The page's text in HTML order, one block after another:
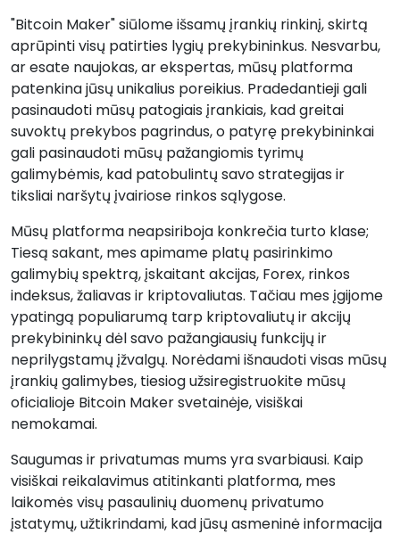
"Bitcoin Maker" siūlome išsamų įrankių rinkinį, skirtą
aprūpinti visų patirties lygių prekybininkus. Nesvarbu,
ar esate naujokas, ar ekspertas, mūsų platforma
patenkina jūsų unikalius poreikius. Pradedantieji gali
pasinaudoti mūsų patogiais įrankiais, kad greitai
suvoktų prekybos pagrindus, o patyrę prekybininkai
gali pasinaudoti mūsų pažangiomis tyrimų
galimybėmis, kad patobulintų savo strategijas ir
tiksliai naršytų įvairiose rinkos sąlygose.
Mūsų platforma neapsiriboja konkrečia turto klase;
Tiesą sakant, mes apimame platų pasirinkimo
galimybių spektrą, įskaitant akcijas, Forex, rinkos
indeksus, žaliavas ir kriptovaliutas. Tačiau mes įgijome
ypatingą populiarumą tarp kriptovaliutų ir akcijų
prekybininkų dėl savo pažangiausių funkcijų ir
neprilygstamų įžvalgų. Norėdami išnaudoti visas mūsų
įrankių galimybes, tiesiog užsiregistruokite mūsų
oficialioje Bitcoin Maker svetainėje, visiškai
nemokamai.
Saugumas ir privatumas mums yra svarbiausi. Kaip
visiškai reikalavimus atitinkanti platforma, mes
laikomės visų pasaulinių duomenų privatumo
įstatymų, užtikrindami, kad jūsų asmeninė informacija